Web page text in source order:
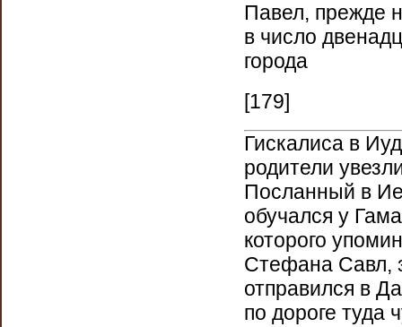
Павел, прежде
в число
города
[179]
Гискалиса в
родители
Посланный в
обучался у
которого
Стефана Савл,
отправился в
по дороге туда